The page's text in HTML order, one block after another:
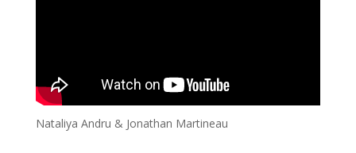
Nataliya Andru & Jonathan Martineau